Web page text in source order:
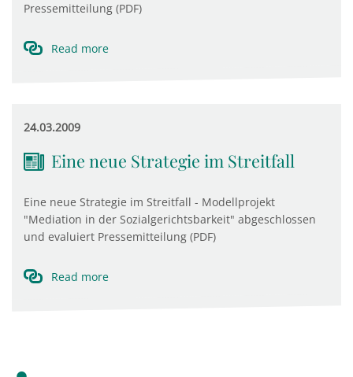
Pressemitteilung (PDF)
Read more
24.03.2009
Eine neue Strategie im Streitfall
Eine neue Strategie im Streitfall - Modellprojekt
"Mediation in der Sozialgerichtsbarkeit" abgeschlossen
und evaluiert Pressemitteilung (PDF)
Read more